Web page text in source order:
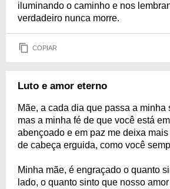
iluminando o caminho e nos
verdadeiro nunca morre.
COPIAR
Luto e amor eterno
Mãe, a cada dia que passa a minha
mas a minha fé de que você está
abençoado e em paz me deixa
de cabeça erguida, como você
Minha mãe, é engraçado o quanto
lado, o quanto sinto que nosso